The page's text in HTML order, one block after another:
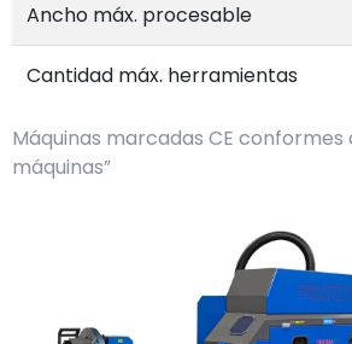
Ancho máx. procesable
Cantidad máx. herramientas
Máquinas marcadas CE conformes
máquinas”